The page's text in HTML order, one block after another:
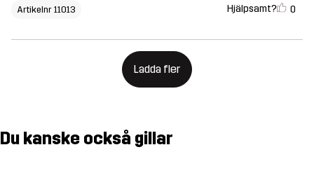
Artikelnr 11013 Hjälpsamt? 0
Ladda fler
Du kanske också gillar